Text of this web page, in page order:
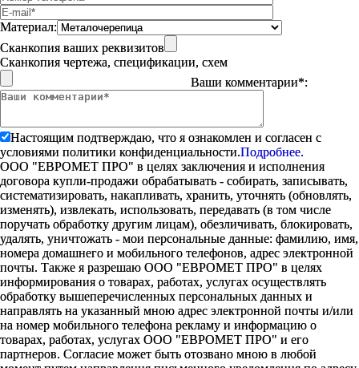
Материал:
Сканкопия ваших реквизитов
Сканкопия чертежа, спецификации, схем
Ваши комментарии*:
Настоящим подтверждаю, что я ознакомлен и согласен с
условиями политики конфиденциальности.Подробнее.
ООО "ЕВРОМЕТ ПРО" в целях заключения и исполнения
договора купли-продажи обрабатывать - собирать, записывать,
систематизировать, накапливать, хранить, уточнять (обновлять,
изменять), извлекать, использовать, передавать (в том числе
поручать обработку другим лицам), обезличивать, блокировать,
удалять, уничтожать - мои персональные данные: фамилию, имя,
номера домашнего и мобильного телефонов, адрес электронной
почты. Также я разрешаю ООО "ЕВРОМЕТ ПРО" в целях
информирования о товарах, работах, услугах осуществлять
обработку вышеперечисленных персональных данных и
направлять на указанный мною адрес электронной почты и/или
на номер мобильного телефона рекламу и информацию о
товарах, работах, услугах ООО "ЕВРОМЕТ ПРО" и его
партнеров. Согласие может быть отозвано мною в любой